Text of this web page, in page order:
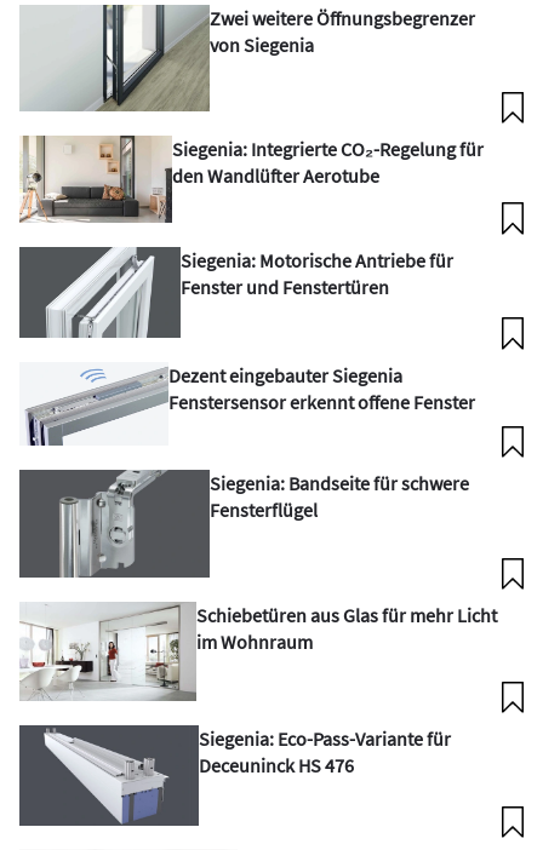
Zwei weitere Öffnungsbegrenzer
von Siegenia
Siegenia: Integrierte CO₂-Regelung für
den Wandlüfter Aerotube
Siegenia: Motorische Antriebe für
Fenster und Fenstertüren
Dezent eingebauter Siegenia
Fenstersensor erkennt offene Fenster
Siegenia: Bandseite für schwere
Fensterflügel
Schiebetüren aus Glas für mehr Licht
im Wohnraum
Siegenia: Eco-Pass-Variante für
Deceuninck HS 476